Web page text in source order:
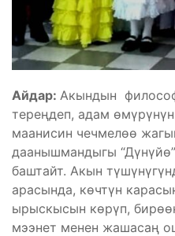
Айдар: Акындын
тереңдеп, адам
маанисин чечмелөө
даанышмандыгы
баштайт. Акын
арасында, көчтүн
ырыскысын көрүп,
мээнет менен жашасаң